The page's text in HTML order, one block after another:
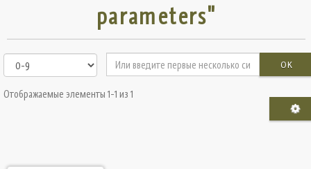
parameters"
OK
Отображаемые элементы 1-1 из 1